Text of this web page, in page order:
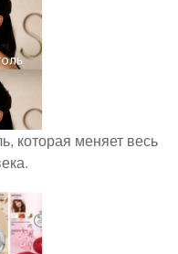
которая меняет весь